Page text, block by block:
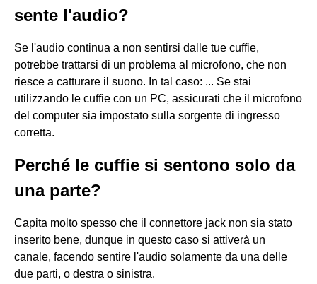
sente l'audio?
Se l'audio continua a non sentirsi dalle tue cuffie,
potrebbe trattarsi di un problema al microfono, che non
riesce a catturare il suono. In tal caso: ... Se stai
utilizzando le cuffie con un PC, assicurati che il microfono
del computer sia impostato sulla sorgente di ingresso
corretta.
Perché le cuffie si sentono solo da
una parte?
Capita molto spesso che il connettore jack non sia stato
inserito bene, dunque in questo caso si attiverà un
canale, facendo sentire l'audio solamente da una delle
due parti, o destra o sinistra.